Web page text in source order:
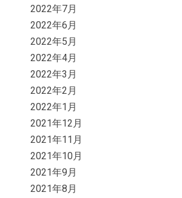
2022年7月
2022年6月
2022年5月
2022年4月
2022年3月
2022年2月
2022年1月
2021年12月
2021年11月
2021年10月
2021年9月
2021年8月